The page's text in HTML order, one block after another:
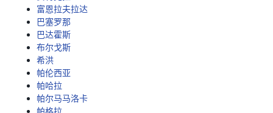
富恩拉夫拉达
巴塞罗那
巴达霍斯
布尔戈斯
希洪
帕伦西亚
帕哈拉
帕尔马马洛卡
帕格拉